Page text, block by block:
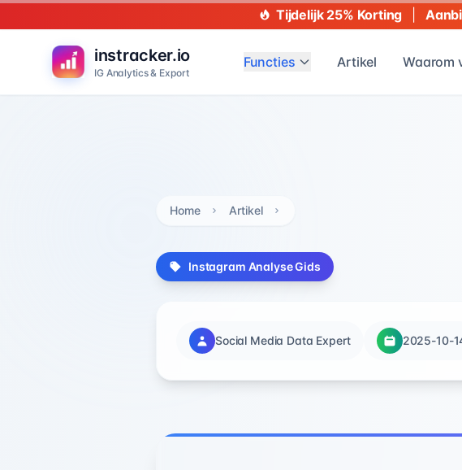
Tijdelijk 25% Korting
instracker.io
IG Analytics & Export
Functies Artikel Waarom
Home Artikel
Instagram Analyse Gids
Social Media Data Expert 2025-10-